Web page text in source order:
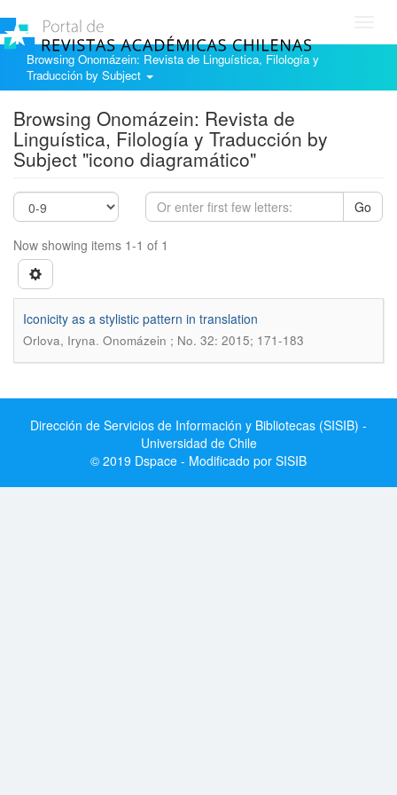
Browsing Onomázein: Revista de Linguística, Filología y
Traducción by Subject
Browsing Onomázein: Revista de
Linguística, Filología y Traducción by
Subject "icono diagramático"
Go
Now showing items 1-1 of 1
Iconicity as a stylistic pattern in translation
Orlova, Iryna. Onomázein ; No. 32: 2015; 171-183
Dirección de Servicios de Información y Bibliotecas (SISIB) -
Universidad de Chile
© 2019 Dspace - Modificado por SISIB